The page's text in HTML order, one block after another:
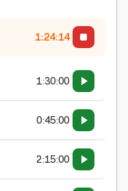
1:24:15
1:30:00
0:45:00
2:15:00